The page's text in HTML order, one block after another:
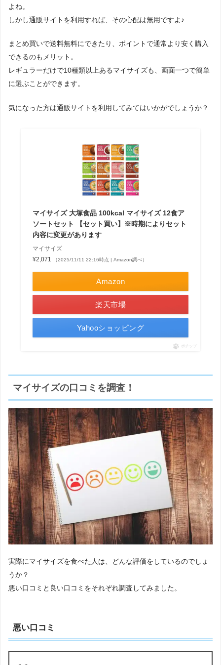
よね。
しかし通販サイトを利用すれば、その心配は無用ですよ♪
まとめ買いで送料無料にできたり、ポイントで通常より安く購入
できるのもメリット。
レギュラーだけで10種類以上あるマイサイズも、画面一つで簡単
に選ぶことができます。
気になった方は通販サイトを利用してみてはいかがでしょうか？
マイサイズ 大塚食品 100kcal マイサイズ 12食ア
ソートセット 【セット買い】※時期によりセット
内容に変更があります
マイサイズ
¥2,071
（2025/11/11 22:16時点 | Amazon調べ）
Amazon
楽天市場
Yahooショッピング
ポチップ
マイサイズの口コミを調査！
実際にマイサイズを食べた人は、どんな評価をしているのでしょ
うか？
悪い口コミと良い口コミをそれぞれ調査してみました。
悪い口コミ